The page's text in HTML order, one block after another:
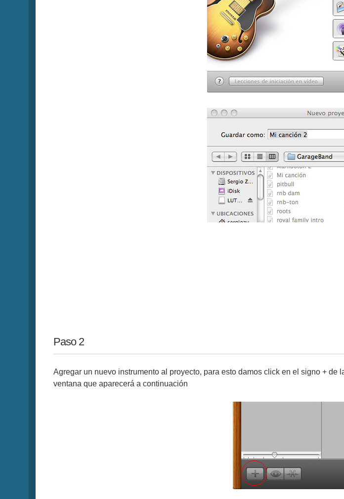
Paso 2
Agregar un nuevo instrumento al proyecto, para esto damos click en el signo +
ventana que aparecerá a continuación